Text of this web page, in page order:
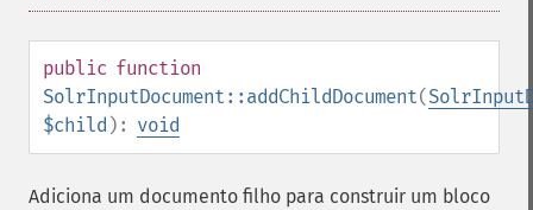
public function
SolrInputDocument::addChildDocument(
$child ): void
Adiciona um documento filho para construir um bloco